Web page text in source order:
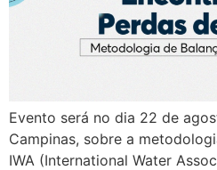
Evento será no dia 22 de
Campinas, sobre a
IWA (International Water